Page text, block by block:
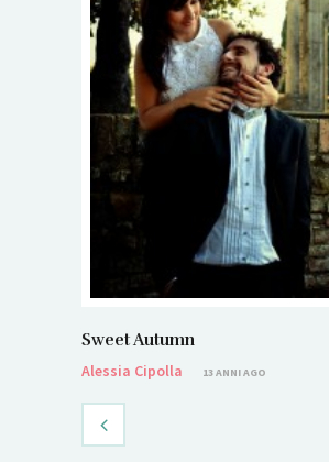
Sweet Autumn
Alessia Cipolla
13 ANNI AGO